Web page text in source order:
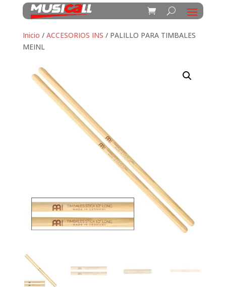
Inicio / ACCESORIOS INS / PALILLO PARA TIMBALES
MEINL